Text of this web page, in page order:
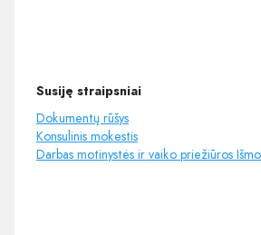
Susiję straipsniai
Dokumentų rūšys
Konsulinis mokestis